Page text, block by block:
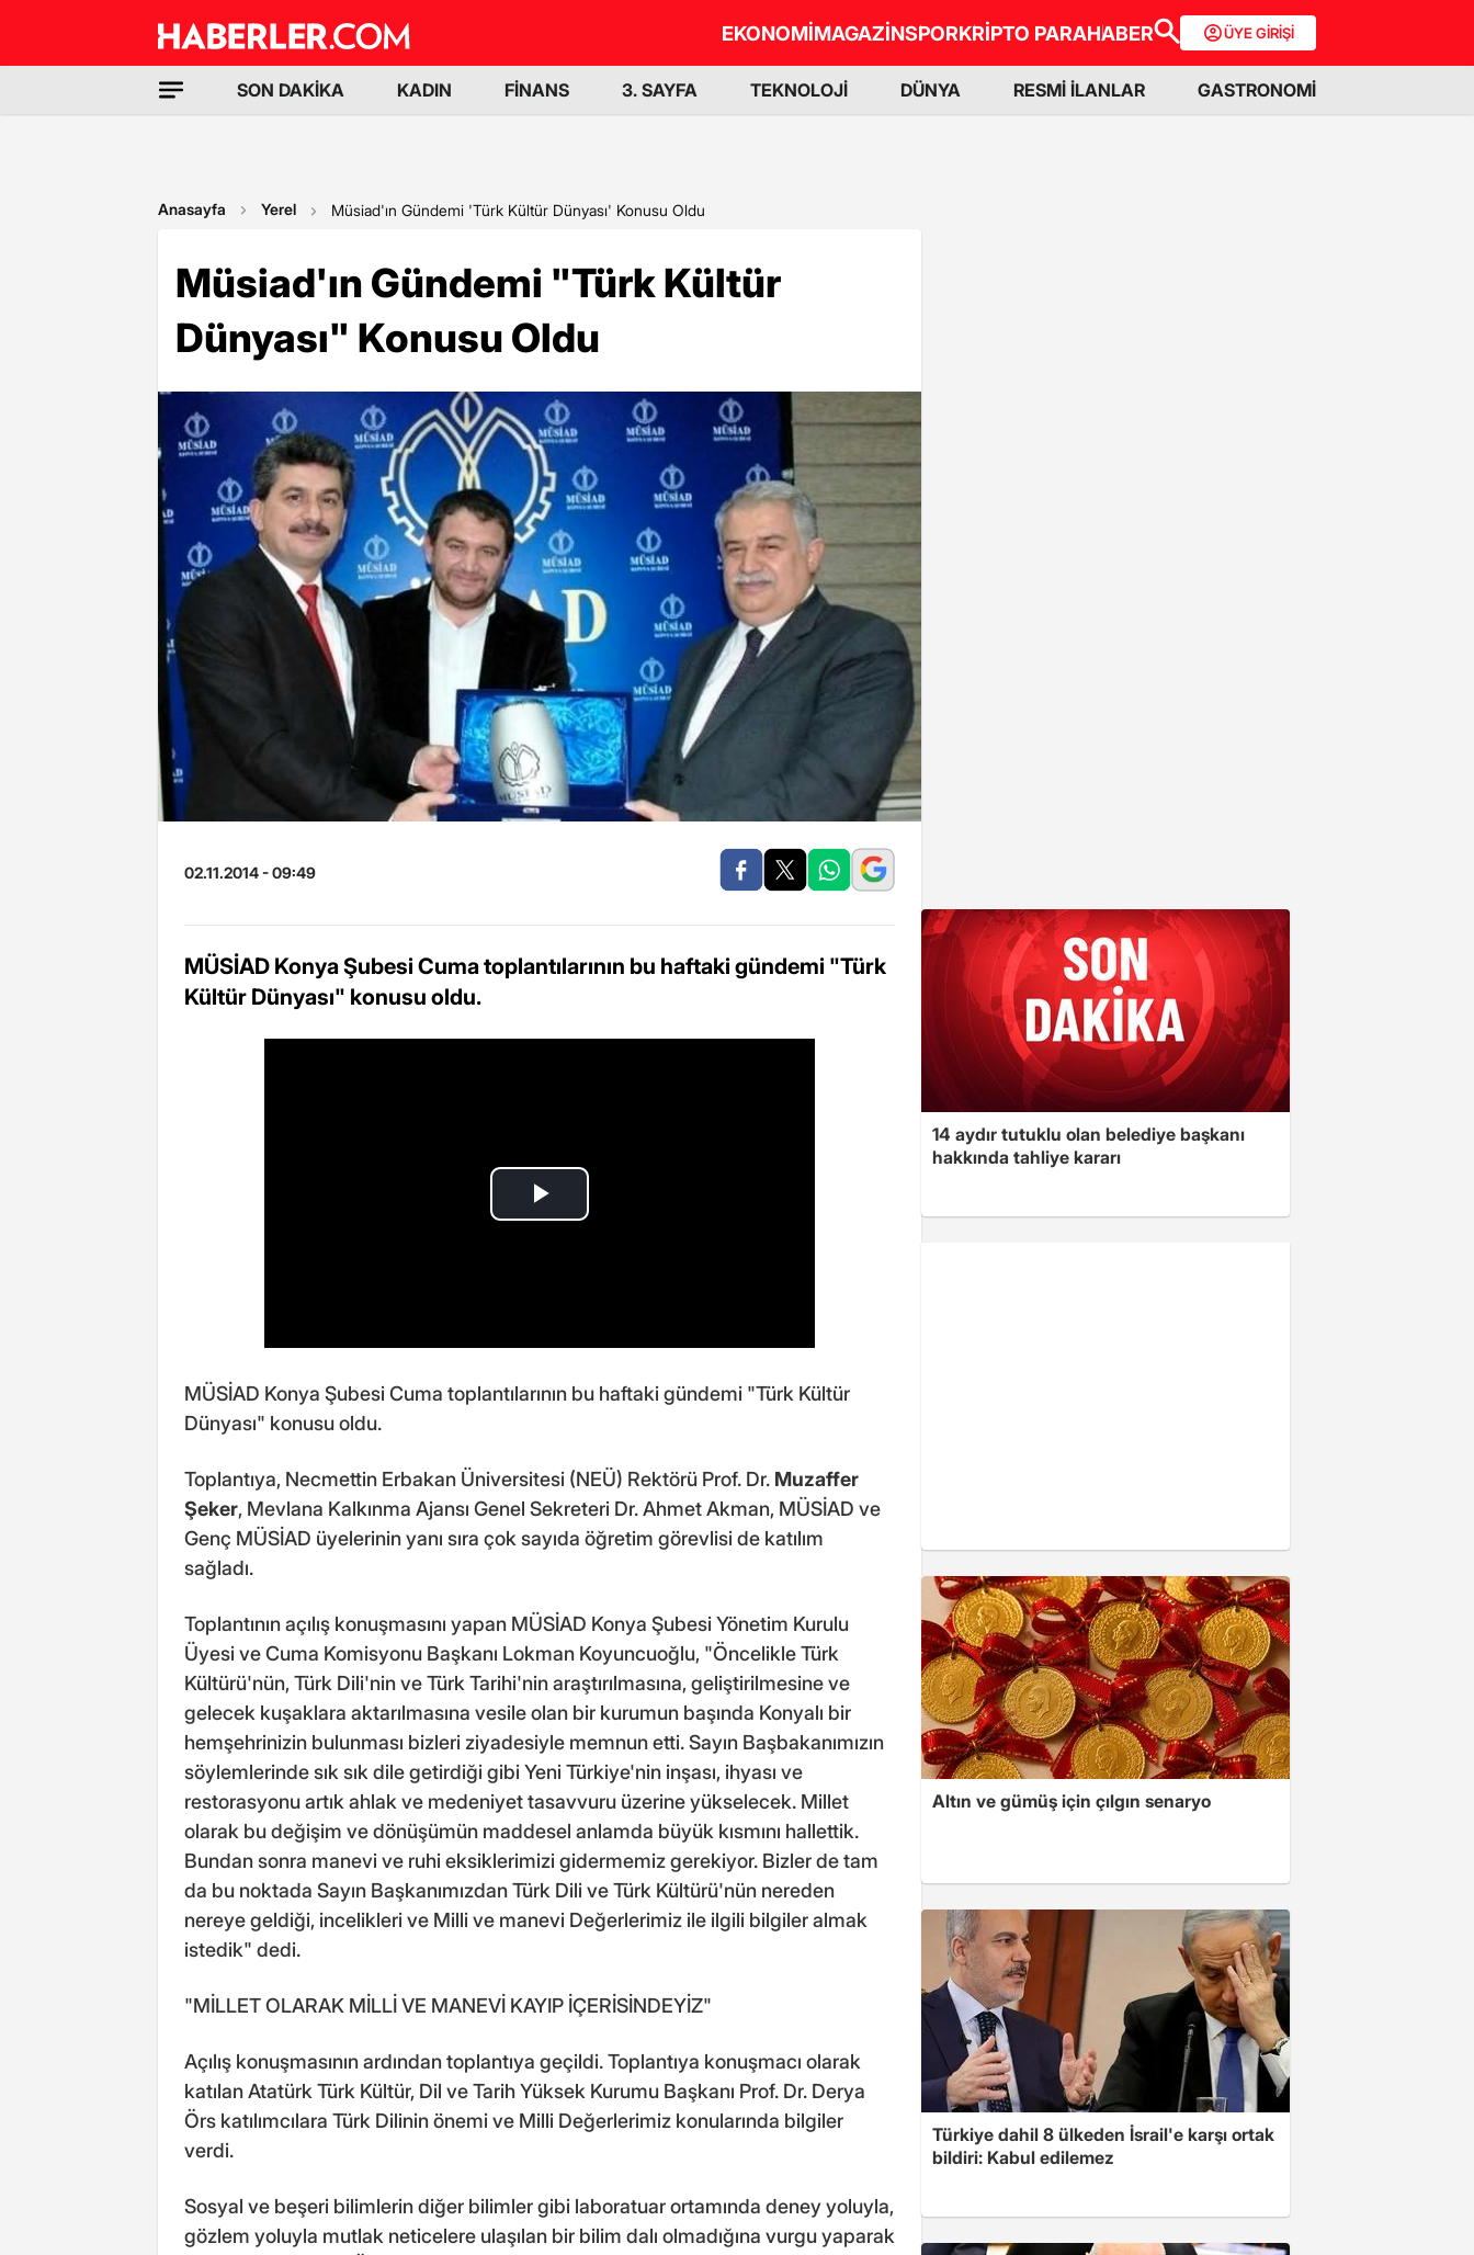
EKONOMİMAGAZİNSPORKRİPTO PARAHABER ÜYE GİRİŞİ
SON DAKİKA KADIN FİNANS 3. SAYFA TEKNOLOJİ DÜNYA RESMİ İLANLAR GASTRONOMİ
Anasayfa Yerel Müsiad'ın Gündemi 'Türk Kültür Dünyası' Konusu Oldu
Müsiad'ın Gündemi "Türk Kültür
Dünyası" Konusu Oldu
02.11.2014 - 09:49
MÜSİAD Konya Şubesi Cuma toplantılarının bu haftaki gündemi "Türk
Kültür Dünyası" konusu oldu.
MÜSİAD Konya Şubesi Cuma toplantılarının bu haftaki gündemi "Türk Kültür
Dünyası" konusu oldu.
Toplantıya, Necmettin Erbakan Üniversitesi (NEÜ) Rektörü Prof. Dr. Muzaffer
Şeker, Mevlana Kalkınma Ajansı Genel Sekreteri Dr. Ahmet Akman, MÜSİAD ve
Genç MÜSİAD üyelerinin yanı sıra çok sayıda öğretim görevlisi de katılım
sağladı.
Toplantının açılış konuşmasını yapan MÜSİAD Konya Şubesi Yönetim Kurulu
Üyesi ve Cuma Komisyonu Başkanı Lokman Koyuncuoğlu, "Öncelikle Türk
Kültürü'nün, Türk Dili'nin ve Türk Tarihi'nin araştırılmasına, geliştirilmesine ve
gelecek kuşaklara aktarılmasına vesile olan bir kurumun başında Konyalı bir
hemşehrinizin bulunması bizleri ziyadesiyle memnun etti. Sayın Başbakanımızın
söylemlerinde sık sık dile getirdiği gibi Yeni Türkiye'nin inşası, ihyası ve
restorasyonu artık ahlak ve medeniyet tasavvuru üzerine yükselecek. Millet
olarak bu değişim ve dönüşümün maddesel anlamda büyük kısmını hallettik.
Bundan sonra manevi ve ruhi eksiklerimizi gidermemiz gerekiyor. Bizler de tam
da bu noktada Sayın Başkanımızdan Türk Dili ve Türk Kültürü'nün nereden
nereye geldiği, incelikleri ve Milli ve manevi Değerlerimiz ile ilgili bilgiler almak
istedik" dedi.
"MİLLET OLARAK MİLLİ VE MANEVİ KAYIP İÇERİSİNDEYİZ"
Açılış konuşmasının ardından toplantıya geçildi. Toplantıya konuşmacı olarak
katılan Atatürk Türk Kültür, Dil ve Tarih Yüksek Kurumu Başkanı Prof. Dr. Derya
Örs katılımcılara Türk Dilinin önemi ve Milli Değerlerimiz konularında bilgiler
verdi.
Sosyal ve beşeri bilimlerin diğer bilimler gibi laboratuar ortamında deney yoluyla,
gözlem yoluyla mutlak neticelere ulaşılan bir bilim dalı olmadığına vurgu yaparak
14 aydır tutuklu olan belediye başkanı
hakkında tahliye kararı
Altın ve gümüş için çılgın senaryo
Türkiye dahil 8 ülkeden İsrail'e karşı ortak
bildiri: Kabul edilemez